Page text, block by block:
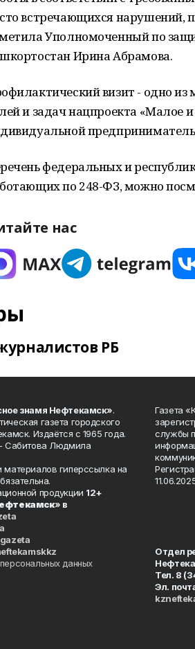
встречающихся нарушений,
Уполномоченный по
Ирина Абрамова.
визит - одно из
и задач нацпроекта «Малое
федеральных и
по 248-ФЗ, можно
нас
РБ
знамя Нефтекамск».
газета городского
Издаётся с 1965 года.
Сабитова Людмила
материалов гиперссылка на
продукции 12+
» в
данных
Газета
службы
Отдел
Тел. 8
Эл.